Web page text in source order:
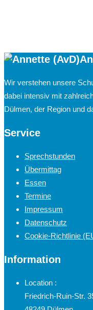
Wir verstehen unsere
dabei intensiv mit
Dülmen, der Region und
Service
Sprechstunden
Übermittag
Essen
Termine
Impressum
Datenschutz
Cookie-Richtlinie
Information
Location :
Friedrich-Ruin-Str.